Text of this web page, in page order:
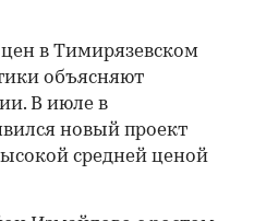
в Тимирязевском
объясняют
В июле в
новый проект
средней ценой